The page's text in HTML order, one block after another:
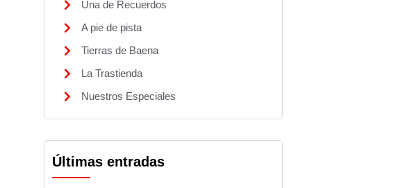
Una de Recuerdos
A pie de pista
Tierras de Baena
La Trastienda
Nuestros Especiales
Últimas entradas